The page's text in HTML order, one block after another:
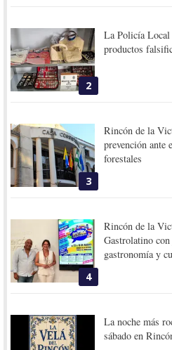
2
La Policía Local
productos
3
Rincón de la
prevención ante
forestales
4
Rincón de la
Gastrolatino
gastronomía y
La noche más
sábado en